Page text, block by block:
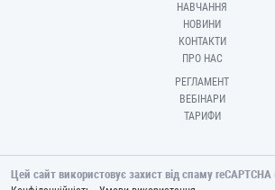
НАВЧАННЯ
НОВИНИ
КОНТАКТИ
ПРО НАС
РЕГЛАМЕНТ
ВЕБІНАРИ
ТАРИФИ
Цей сайт використовує захист від спаму reCAPTCHA